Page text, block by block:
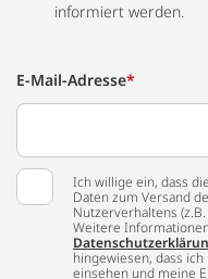
informiert werden.
E-Mail-Adresse*
Ich willige ein, dass
Daten zum Versand
Nutzerverhaltens
Weitere
hingewiesen, dass
einsehen und meine